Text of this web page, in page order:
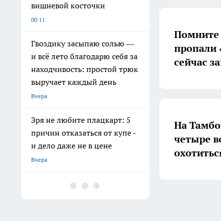
вишневой косточки
00:11
Гвоздику засыпаю солью —
и всё лето благодарю себя за
находчивость: простой трюк
выручает каждый день
Вчера
Зря не любите плацкарт: 5
причин отказаться от купе -
и дело даже не в цене
Вчера
Помните
пропали
сейчас
На
четыре